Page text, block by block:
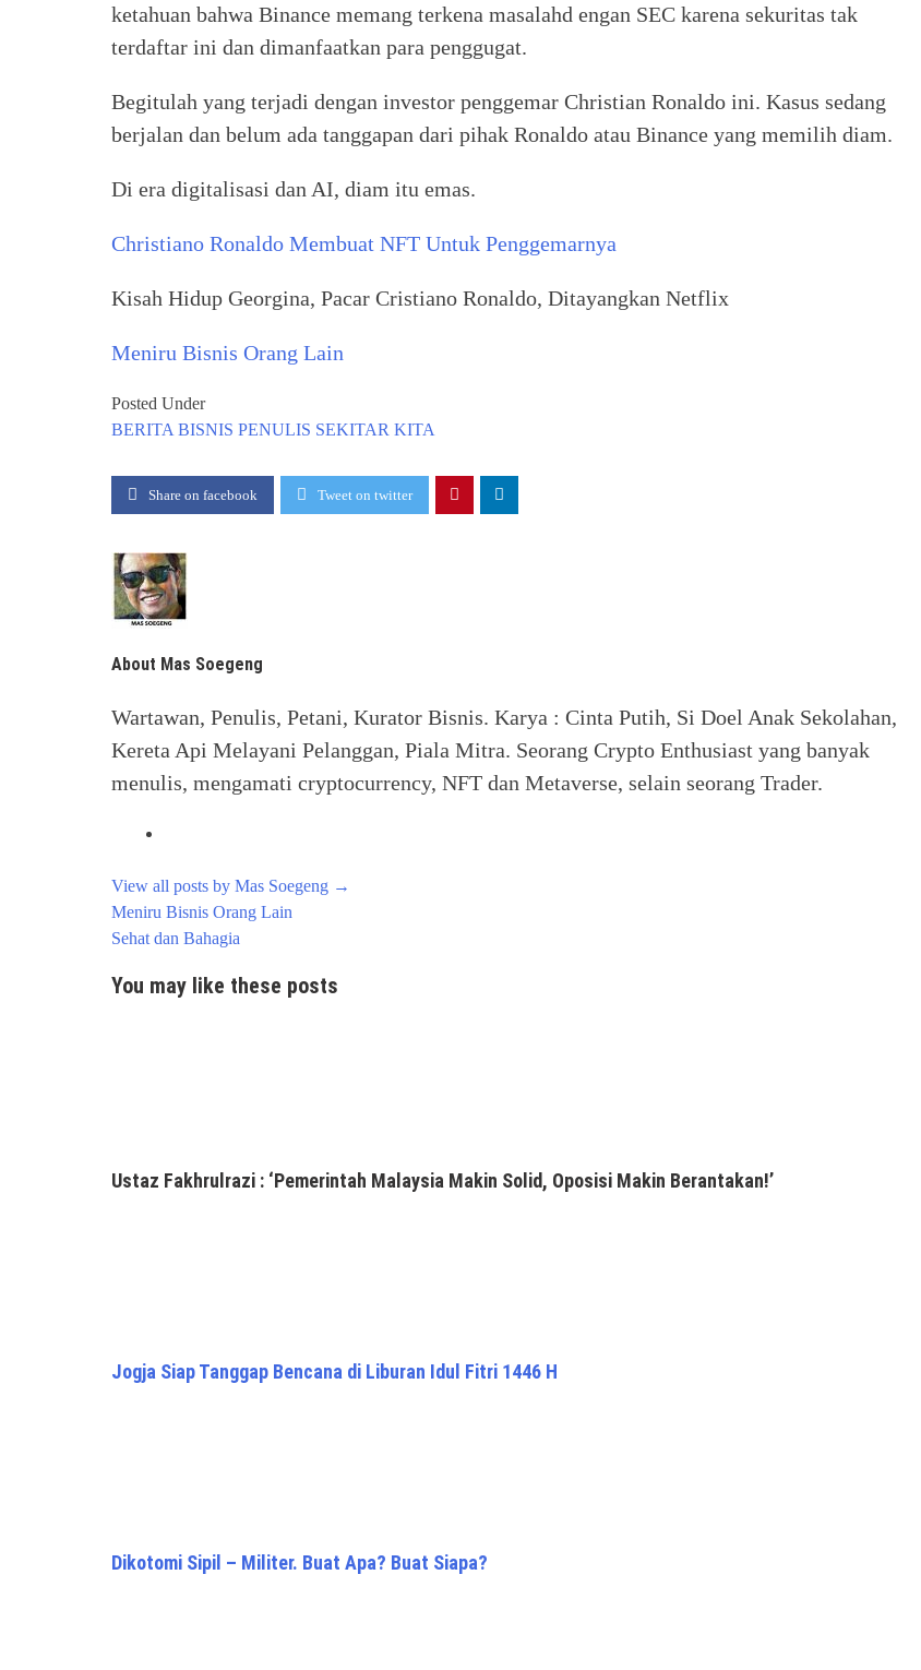
ketahuan bahwa Binance memang terkena masalahd engan SEC karena sekuritas tak
terdaftar ini dan dimanfaatkan para penggugat.
Begitulah yang terjadi dengan investor penggemar Christian Ronaldo ini. Kasus sedang
berjalan dan belum ada tanggapan dari pihak Ronaldo atau Binance yang memilih diam.
Di era digitalisasi dan AI, diam itu emas.
Christiano Ronaldo Membuat NFT Untuk Penggemarnya
Kisah Hidup Georgina, Pacar Cristiano Ronaldo, Ditayangkan Netflix
Meniru Bisnis Orang Lain
Posted Under
BERITA BISNIS PENULIS SEKITAR KITA
Share on facebook Tweet on twitter
About Mas Soegeng
Wartawan, Penulis, Petani, Kurator Bisnis. Karya : Cinta Putih, Si Doel Anak Sekolahan,
Kereta Api Melayani Pelanggan, Piala Mitra. Seorang Crypto Enthusiast yang banyak
menulis, mengamati cryptocurrency, NFT dan Metaverse, selain seorang Trader.
View all posts by Mas Soegeng →
Post
navigation
Meniru Bisnis Orang Lain
Sehat dan Bahagia
You may like these posts
Ustaz Fakhrulrazi : ‘Pemerintah Malaysia Makin Solid, Oposisi Makin Berantakan!’
Jogja Siap Tanggap Bencana di Liburan Idul Fitri 1446 H
Dikotomi Sipil – Militer. Buat Apa? Buat Siapa?